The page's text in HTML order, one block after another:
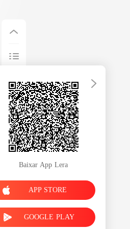
Baixar App Lera
APP STORE
GOOGLE PLAY